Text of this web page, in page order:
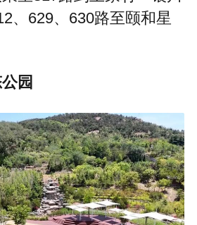
、629、630路至颐和星
园